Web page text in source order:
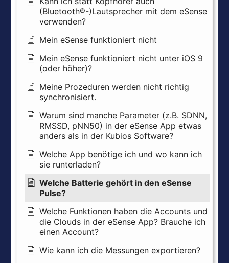
(Bluetooth®-)Lautsprecher mit dem eSense
verwenden?
Mein eSense funktioniert nicht
Mein eSense funktioniert nicht unter iOS 9
(oder höher)?
Meine Prozeduren werden nicht richtig
synchronisiert.
Warum sind manche Parameter (z.B. SDNN,
RMSSD, pNN50) in der eSense App etwas
anders als in der Kubios Software?
Welche App benötige ich und wo kann ich
sie runterladen?
Welche Batterie gehört in den eSense
Pulse?
Welche Funktionen haben die Accounts und
die Clouds in der eSense App? Brauche ich
einen Account?
Wie kann ich die Messungen exportieren?